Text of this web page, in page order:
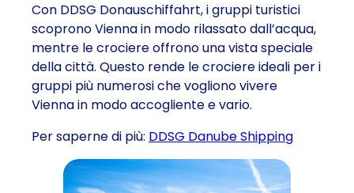
Con DDSG Donauschiffahrt, i gruppi turistici
scoprono Vienna in modo rilassato dall’acqua,
mentre le crociere offrono una vista speciale
della città. Questo rende le crociere ideali per i
gruppi più numerosi che vogliono vivere
Vienna in modo accogliente e vario.
Per saperne di più: DDSG Danube Shipping